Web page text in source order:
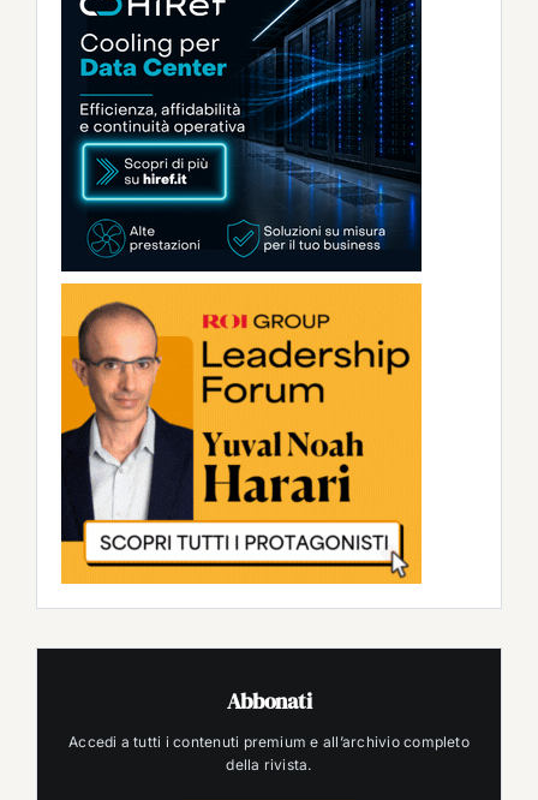
Abbonati
Accedi a tutti i contenuti premium e all’archivio completo
della rivista.